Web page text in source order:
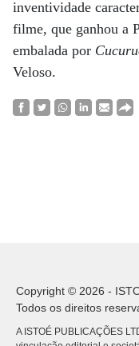
inventividade
filme, que ganhou a
embalada por
Veloso.
Copyright © 2026 -
Todos os direitos
A ISTOÉ PUBLICAÇÕES